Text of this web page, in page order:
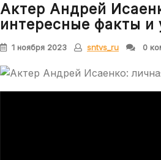
Актер Андрей
интересные факты и
1 ноября 2023 sntvs_ru 0